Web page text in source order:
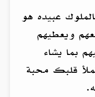
عبيده هو
ويعطيهم
بما يشاء
قلبك محبة